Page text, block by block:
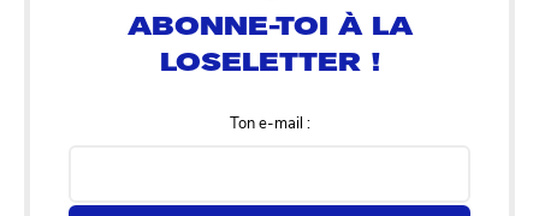
Ton e-mail :